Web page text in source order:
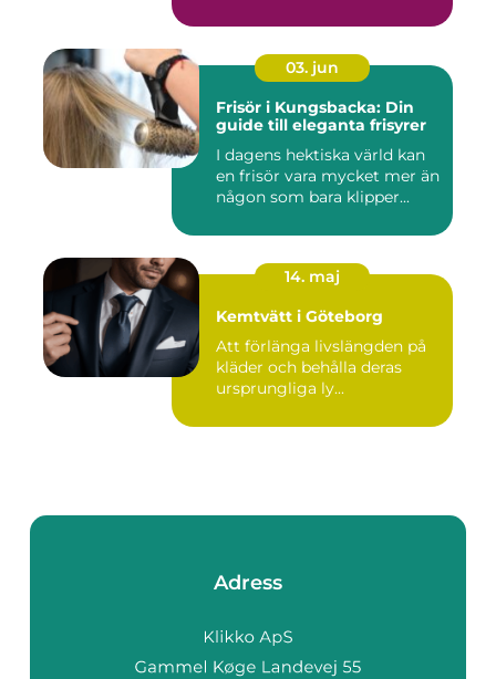
03. jun
Frisör i Kungsbacka: Din
guide till eleganta frisyrer
I dagens hektiska värld kan
en frisör vara mycket mer än
någon som bara klipper...
14. maj
Kemtvätt i Göteborg
Att förlänga livslängden på
kläder och behålla deras
ursprungliga ly...
Adress